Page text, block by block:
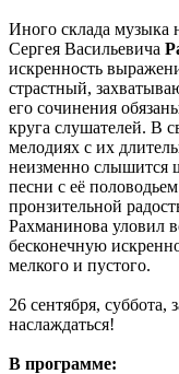
Иного склада музыка
Сергея Васильевича
искренность
страстный,
его сочинения
круга слушателей. В
мелодиях с их
неизменно слышится
песни с её
пронзительной
Рахманинова уловил
бесконечную
мелкого и пустого.
26 сентября,
наслаждаться!
В программе: